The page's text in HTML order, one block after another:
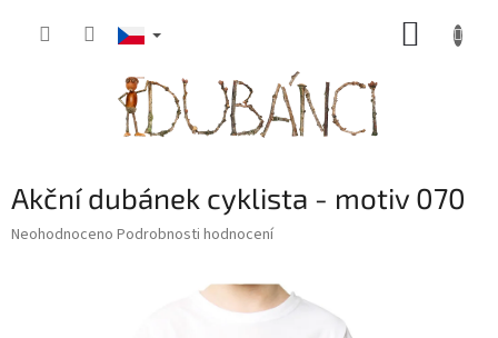
Akční dubánek cyklista - motiv 070
Průměrné
Neohodnoceno Podrobnosti hodnocení